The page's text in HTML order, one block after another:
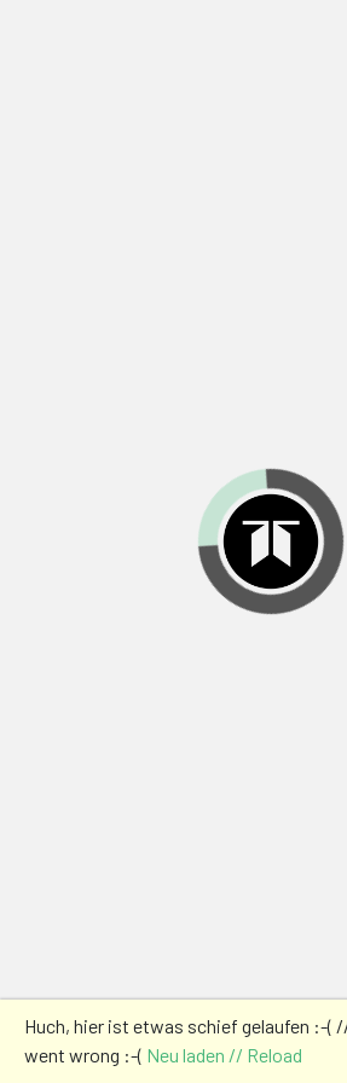
Huch, hier ist etwas schief gelaufen :-(
went wrong :-( Neu laden // Reload